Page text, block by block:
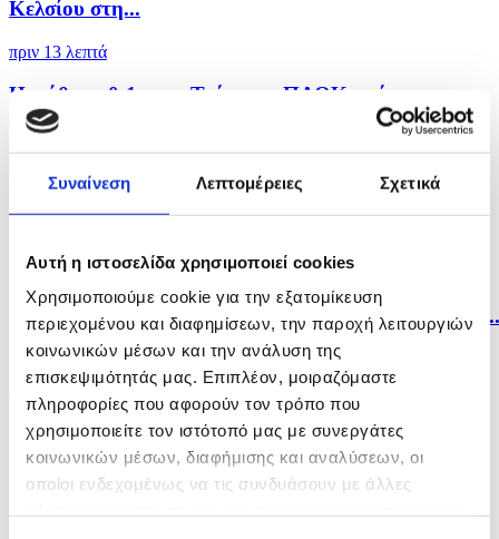
Συναίνεση Λεπτομέρειες Σχετικά
Αυτή η ιστοσελίδα χρησιμοποιεί cookies
Χρησιμοποιούμε cookie για την εξατομίκευση
περιεχομένου και διαφημίσεων, την παροχή λειτουργιών
κοινωνικών μέσων και την ανάλυση της
επισκεψιμότητάς μας. Επιπλέον, μοιραζόμαστε
πληροφορίες που αφορούν τον τρόπο που
χρησιμοποιείτε τον ιστότοπό μας με συνεργάτες
κοινωνικών μέσων, διαφήμισης και αναλύσεων, οι
οποίοι ενδεχομένως να τις συνδυάσουν με άλλες
Κελσίου στη...
πριν 13 λεπτά
Ηττήθηκε 0-1 στην Τούμπα ο ΠΑΟΚ από την
Άντερλεχτ
πριν μία ώρα
Η Κύπρος δεν αποτελεί πρόβλημα αλλά λύση για
πριν μία ώρα
Το ISIL/DAESH προσαρμόζεται και ενισχύεται στην
Αφρική...